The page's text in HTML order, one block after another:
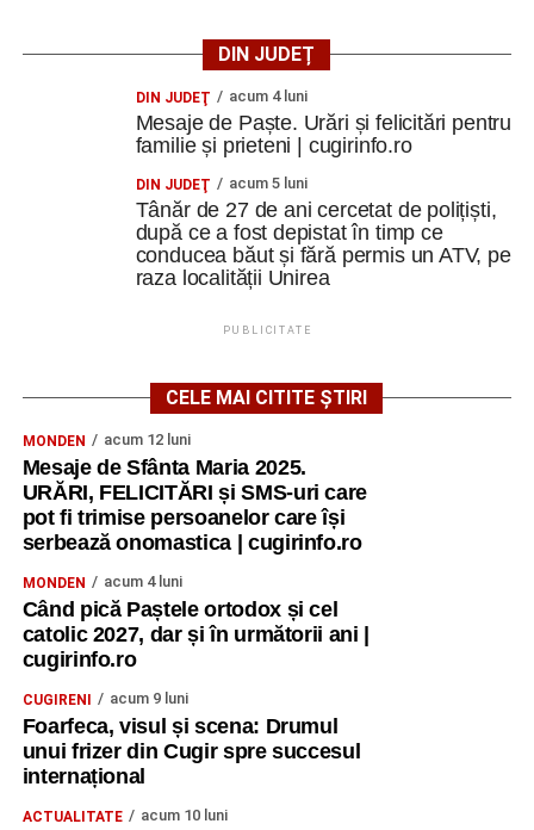
DIN JUDEȚ
DIN JUDEŢ acum 4 luni
Mesaje de Paște. Urări și felicitări pentru
familie și prieteni | cugirinfo.ro
DIN JUDEŢ acum 5 luni
Tânăr de 27 de ani cercetat de polițiști,
după ce a fost depistat în timp ce
conducea băut și fără permis un ATV, pe
raza localității Unirea
PUBLICITATE
CELE MAI CITITE ȘTIRI
MONDEN acum 12 luni
Mesaje de Sfânta Maria 2025.
URĂRI, FELICITĂRI și SMS-uri care
pot fi trimise persoanelor care își
serbează onomastica | cugirinfo.ro
MONDEN acum 4 luni
Când pică Paștele ortodox și cel
catolic 2027, dar și în următorii ani |
cugirinfo.ro
CUGIRENI acum 9 luni
Foarfeca, visul și scena: Drumul
unui frizer din Cugir spre succesul
internațional
ACTUALITATE acum 10 luni